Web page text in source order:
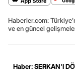
Haberler.com:
ve en güncel
Haber: SERKAN'I